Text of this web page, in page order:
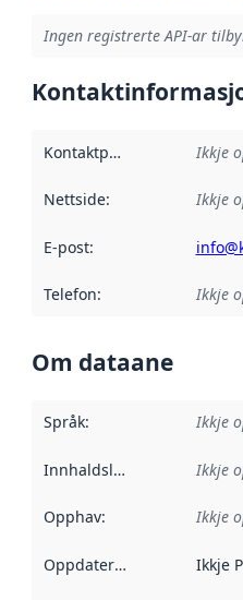
Ingen registrerte API-ar
Kontaktpunkt Ikkje
Nettside: Ikkje
E-post:
Telefon: Ikkje
Om dataane
Språk: Ikkje
Innhaldsleverandørar :
Ikkje
Opphav: Ikkje
Oppdateringsfrekvens :
Ikkje